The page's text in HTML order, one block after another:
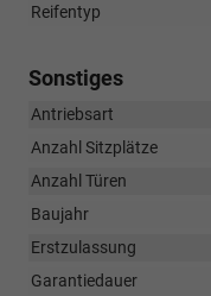
Reifentyp
Sonstiges
Antriebsart
Anzahl Sitzplätze
Anzahl Türen
Baujahr
Erstzulassung
Garantiedauer